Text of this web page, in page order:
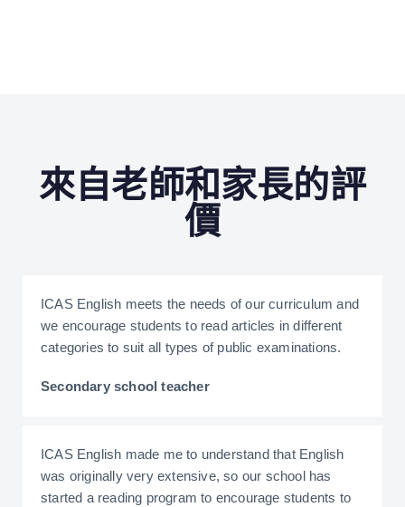
來自老師和家長的評
價
ICAS English meets the needs of our curriculum and
we encourage students to read articles in different
categories to suit all types of public examinations.
Secondary school teacher
ICAS English made me to understand that English
was originally very extensive, so our school has
started a reading program to encourage students to